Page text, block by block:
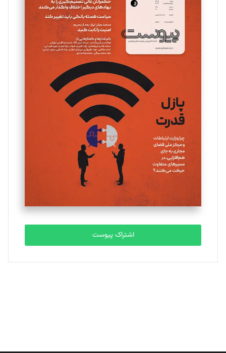
سروش کرمیان
تحریریه
مینا پاکدل
یسنا امان‌پور
تحریریه
ملینا جعفری
تحریریه
مصطفی مسجدی آرانی
تحریریه
بابک نقاش
تحریریه
اشتراک پیوست